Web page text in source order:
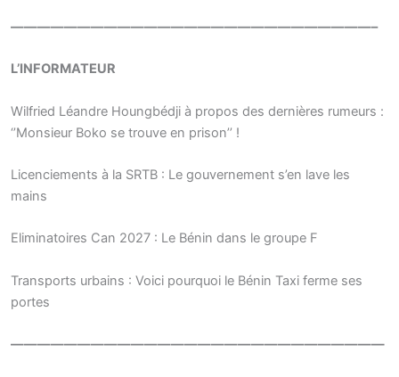
———————————————————————————–
L’INFORMATEUR
Wilfried Léandre Houngbédji à propos des dernières rumeurs :
‘’Monsieur Boko se trouve en prison’’ !
Licenciements à la SRTB : Le gouvernement s’en lave les
mains
Eliminatoires Can 2027 : Le Bénin dans le groupe F
Transports urbains : Voici pourquoi le Bénin Taxi ferme ses
portes
————————————————————————————